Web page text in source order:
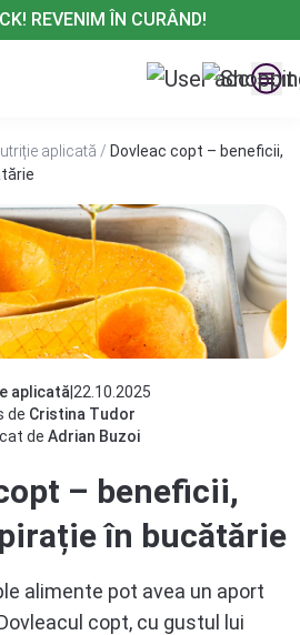
REVENIM ÎN CURÂND!
aplicată / Dovleac copt – beneficii,
aplicată 22.10.2025
de Cristina Tudor
de Adrian Buzoi
– beneficii,
în bucătărie
alimente pot avea un aport
copt, cu gustul lui